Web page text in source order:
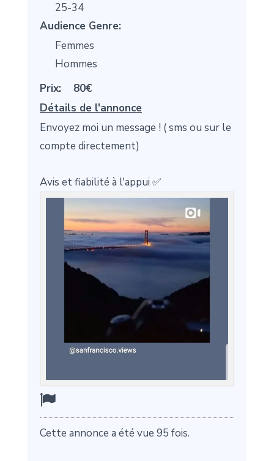
25-34
Audience Genre:
Femmes
Hommes
Prix:
80€
Détails de l'annonce
Envoyez moi un message ! ( sms ou sur le
compte directement)
Avis et fiabilité à l'appui ✅
Cette annonce a été vue 95 fois.